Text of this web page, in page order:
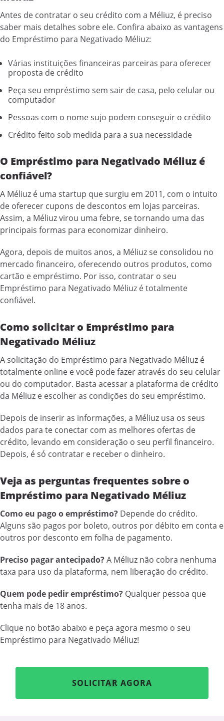
Antes de contratar o seu crédito com a Méliuz, é preciso
saber mais detalhes sobre ele. Confira abaixo as vantagens
do Empréstimo para Negativado Méliuz:
Várias instituições financeiras parceiras para oferecer
proposta de crédito
Peça seu empréstimo sem sair de casa, pelo celular ou
computador
Pessoas com o nome sujo podem conseguir o crédito
Crédito feito sob medida para a sua necessidade
O Empréstimo para Negativado Méliuz é
confiável?
A Méliuz é uma startup que surgiu em 2011, com o intuito
de oferecer cupons de descontos em lojas parceiras.
Assim, a Méliuz virou uma febre, se tornando uma das
principais formas para economizar dinheiro.
Agora, depois de muitos anos, a Méliuz se consolidou no
mercado financeiro, oferecendo outros produtos, como
cartão e empréstimo. Por isso, contratar o seu
Empréstimo para Negativado Méliuz é totalmente
confiável.
Como solicitar o Empréstimo para
Negativado Méliuz
A solicitação do Empréstimo para Negativado Méliuz é
totalmente online e você pode fazer através do seu celular
ou do computador. Basta acessar a plataforma de crédito
da Méliuz e escolher as condições do seu empréstimo.
Depois de inserir as informações, a Méliuz usa os seus
dados para te conectar com as melhores ofertas de
crédito, levando em consideração o seu perfil financeiro.
Depois, é só contratar e receber o dinheiro.
Veja as perguntas frequentes sobre o
Empréstimo para Negativado Méliuz
Como eu pago o empréstimo? Depende do crédito.
Alguns são pagos por boleto, outros por débito em conta e
outros por desconto em folha de pagamento.
Preciso pagar antecipado?A Méliuz não cobra nenhuma
taxa para uso da plataforma, nem liberação do crédito.
Quem pode pedir empréstimo? Qualquer pessoa que
tenha mais de 18 anos.
Clique no botão abaixo e peça agora mesmo o seu
Empréstimo para Negativado Méliuz!
SOLICITAR AGORA